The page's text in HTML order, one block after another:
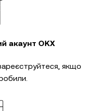
акаунт OKX
якщо